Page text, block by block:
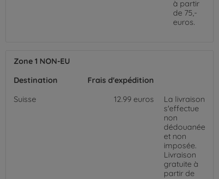
à partir
de 75,-
euros.
Zone 1 NON-EU
Destination
Frais d'expédition
Suisse
12.99 euros
La livraison
s'effectue
non
dédouanée
et non
imposée.
Livraison
gratuite à
partir de